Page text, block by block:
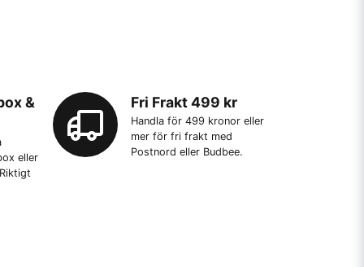
&
eller
Fri Frakt 499 kr
Handla för 499 kronor eller
mer för fri frakt med
Postnord eller Budbee.